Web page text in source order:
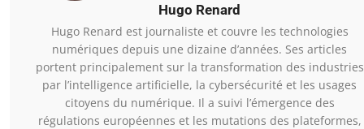
Hugo Renard
Hugo Renard est journaliste et couvre les technologies
numériques depuis une dizaine d’années. Ses articles
portent principalement sur la transformation des industries
par l’intelligence artificielle, la cybersécurité et les usages
citoyens du numérique. Il a suivi l’émergence des
régulations européennes et les mutations des plateformes,